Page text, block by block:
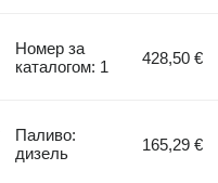
Номер за
каталогом: 1
428,50 €
Паливо:
дизель
165,29 €